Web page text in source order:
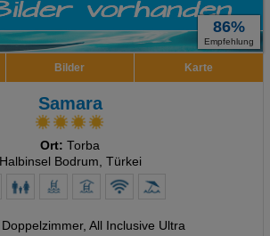
86%
Empfehlung
Bilder Karte
Samara
Ort: Torba
Halbinsel Bodrum, Türkei
Doppelzimmer, All Inclusive Ultra